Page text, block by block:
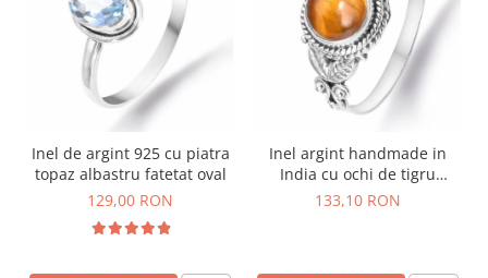
Inel de argint 925 cu piatra
topaz albastru fatetat oval
129,00 RON
Inel argint handmade in
India cu ochi de tigru
rotund
133,10 RON